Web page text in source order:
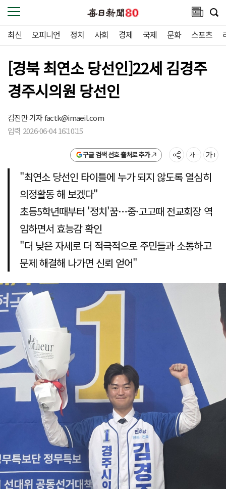
최신 오피니언 정치 사회 경제 국제 문화 스포츠
[경북 최연소 당선인]22세 김경주
경주시의원 당선인
김진만 기자factk@imaeil.com
입력 2026-06-04 16:10:15
구글 검색 선호 출처로 추가
"최연소 당선인 타이틀에 누가 되지 않도록 열심히
의정활동 해 보겠다"
초등5학년때부터 '정치'꿈…중·고고때 전교회장 역
임하면서 효능감 확인
"더 낮은 자세로 더 적극적으로 주민들과 소통하고
문제 해결해 나가면 신뢰 얻어"